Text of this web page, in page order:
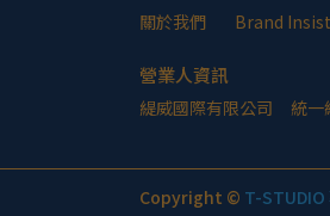
關於我們 Brand
營業人資訊
緹威國際有限公司     統
Copyright © T-STUDIO